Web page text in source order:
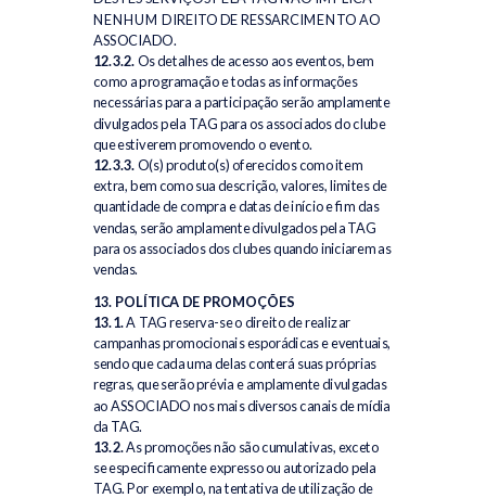
NENHUM DIREITO DE RESSARCIMENTO AO
ASSOCIADO.
12.3.2.Os detalhes de acesso aos eventos, bem
como a programação e todas as informações
necessárias para a participação serão amplamente
divulgados pela TAG para os associados do clube
que estiverem promovendo o evento.
12.3.3.O(s) produto(s) oferecidos como item
extra, bem como sua descrição, valores, limites de
quantidade de compra e datas de início e fim das
vendas, serão amplamente divulgados pela TAG
para os associados dos clubes quando iniciarem as
vendas.
13. POLÍTICA DE PROMOÇÕES
13.1.A TAG reserva-se o direito de realizar
campanhas promocionais esporádicas e eventuais,
sendo que cada uma delas conterá suas próprias
regras, que serão prévia e amplamente divulgadas
ao ASSOCIADO nos mais diversos canais de mídia
da TAG.
13.2.As promoções não são cumulativas, exceto
se especificamente expresso ou autorizado pela
TAG. Por exemplo, na tentativa de utilização de